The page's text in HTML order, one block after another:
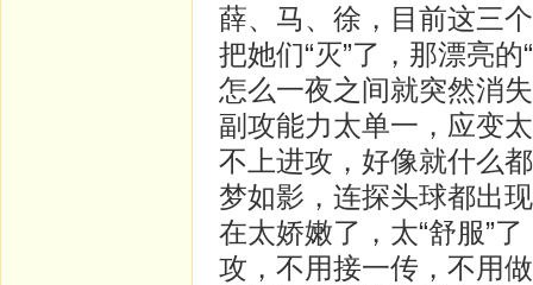
薛、马、徐，目前这三
把她们“灭”了，那漂亮
怎么一夜之间就突然消
副攻能力太单一，应变
不上进攻，好像就什么
梦如影，连探头球都出
在太娇嫩了，太“舒服”
攻，不用接一传，不用